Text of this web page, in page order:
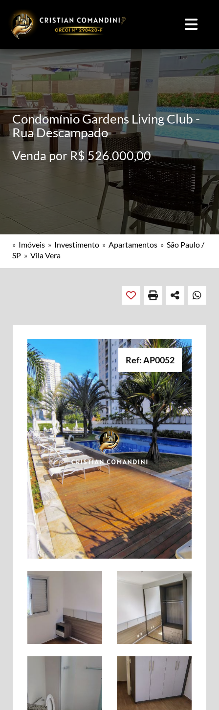
Condomínio Gardens Living Club -
Rua Descampado
Venda por R$ 526.000,00
» Imóveis » Investimento » Apartamentos » São Paulo /
SP » Vila Vera
Ref: AP0052